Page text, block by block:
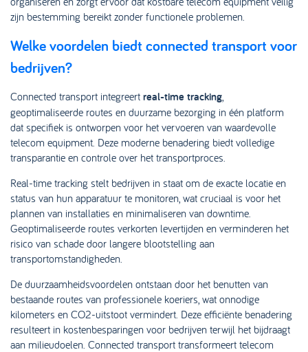
zijn bestemming bereikt zonder functionele problemen.
Welke voordelen biedt connected transport voor
bedrijven?
Connected transport integreert real-time tracking,
geoptimaliseerde routes en duurzame bezorging in één platform
dat specifiek is ontworpen voor het vervoeren van waardevolle
telecom equipment. Deze moderne benadering biedt volledige
transparantie en controle over het transportproces.
Real-time tracking stelt bedrijven in staat om de exacte locatie en
status van hun apparatuur te monitoren, wat cruciaal is voor het
plannen van installaties en minimaliseren van downtime.
Geoptimaliseerde routes verkorten levertijden en verminderen het
risico van schade door langere blootstelling aan
transportomstandigheden.
De duurzaamheidsvoordelen ontstaan door het benutten van
bestaande routes van professionele koeriers, wat onnodige
kilometers en CO2-uitstoot vermindert. Deze efficiënte benadering
resulteert in kostenbesparingen voor bedrijven terwijl het bijdraagt
aan milieudoelen. Connected transport transformeert telecom